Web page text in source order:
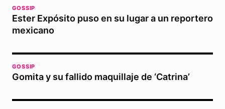
GOSSIP
Ester Expósito puso en su lugar a un reportero
mexicano
GOSSIP
Gomita y su fallido maquillaje de ‘Catrina’